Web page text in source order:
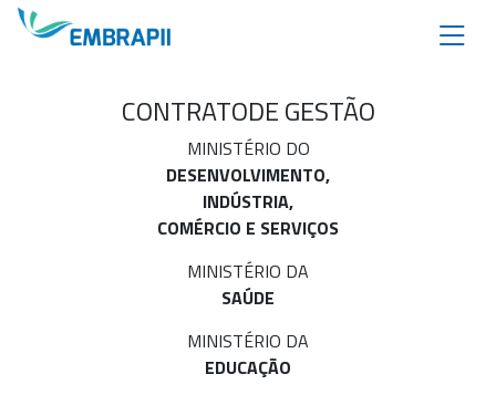
CONTRATODE GESTÃO
MINISTÉRIO DO
DESENVOLVIMENTO,
INDÚSTRIA,
COMÉRCIO E SERVIÇOS
MINISTÉRIO DA
SAÚDE
MINISTÉRIO DA
EDUCAÇÃO